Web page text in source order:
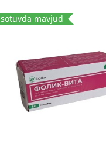
sotuvda mavjud